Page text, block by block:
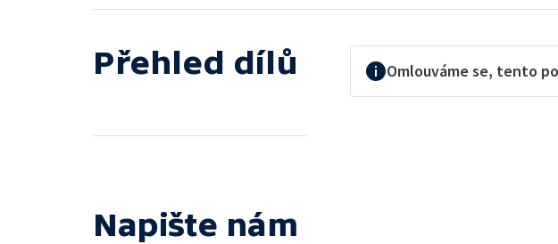
Přehled dílů Omlouváme se, tento
Napište nám